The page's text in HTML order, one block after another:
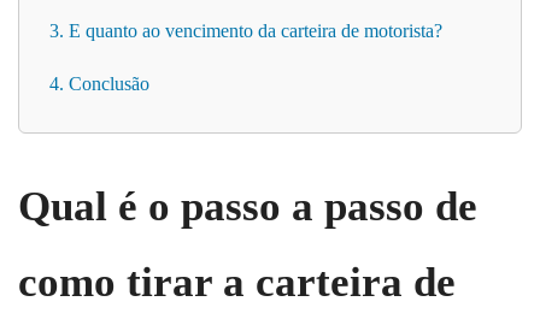
3. E quanto ao vencimento da carteira de motorista?
4. Conclusão
Qual é o passo a passo de
como tirar a carteira de